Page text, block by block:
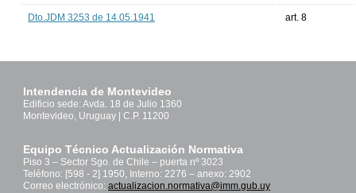
Dto.JDM 3253 de 14.05.1941 art. 8
Intendencia de Montevideo
Edificio sede: Avda. 18 de Julio 1360
Montevideo, Uruguay | C.P. 11200
Equipo Técnico Actualización Normativa
Piso 3 – Sector Sgo. de Chile – puerta nº 3023
Teléfono: [598 - 2] 1950, Interno: 2276 – anexo: 2902
Correo electrónico: actualizacion.normativa@imm.gub.uy